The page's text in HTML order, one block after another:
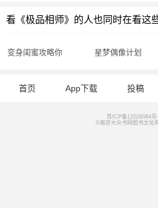
看《极品相师》的人也同时在看这
变身闺蜜攻略你 星梦偶像计划
首页 App下载 投稿
苏ICP备12028084号
©南京大众书网图书文化